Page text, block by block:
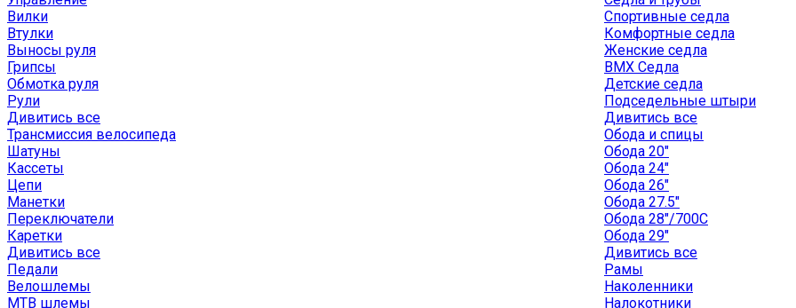
Вилки
Втулки
Выносы руля
Грипсы
Обмотка руля
Рули
Дивитись все
Трансмиссия велосипеда
Шатуны
Кассеты
Цепи
Манетки
Переключатели
Каретки
Дивитись все
Педали
Спортивные седла
Комфортные седла
Женские седла
BMX Седла
Детские седла
Подседельные штыри
Дивитись все
Обода и спицы
Обода 20"
Обода 24"
Обода 26"
Обода 27.5"
Обода 28"/700C
Обода 29"
Дивитись все
Рамы
Велошлемы
MTB шлемы
Наколенники
Налокотники